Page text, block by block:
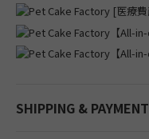
SHIPPING & PAYMENT